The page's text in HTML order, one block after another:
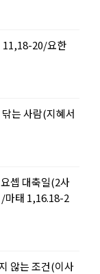
11,18-20/요한
는 사람(지혜서
셉 대축일(2사
마태 1,16.18-2
않는 조건(이사